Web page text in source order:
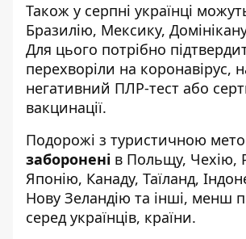
Також у серпні українці
Бразилію, Мексику, Домінікан
Для цього потрібно
перехворіли на коронавірус,
негативний ПЛР-тест або
вакцинації.
Подорожі з туристичною
заборонені в Польщу, Чехію,
Японію, Канаду, Таїланд,
Нову Зеландію та інші, менш
серед українців, країни.